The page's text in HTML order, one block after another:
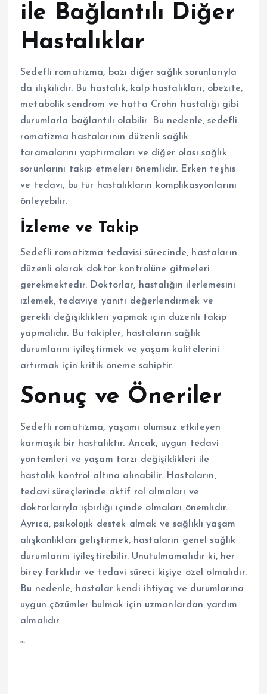
ile Bağlantılı Diğer
Hastalıklar
Sedefli romatizma, bazı diğer sağlık sorunlarıyla
da ilişkilidir. Bu hastalık, kalp hastalıkları, obezite,
metabolik sendrom ve hatta Crohn hastalığı gibi
durumlarla bağlantılı olabilir. Bu nedenle, sedefli
romatizma hastalarının düzenli sağlık
taramalarını yaptırmaları ve diğer olası sağlık
sorunlarını takip etmeleri önemlidir. Erken teşhis
ve tedavi, bu tür hastalıkların komplikasyonlarını
önleyebilir.
İzleme ve Takip
Sedefli romatizma tedavisi sürecinde, hastaların
düzenli olarak doktor kontrolüne gitmeleri
gerekmektedir. Doktorlar, hastalığın ilerlemesini
izlemek, tedaviye yanıtı değerlendirmek ve
gerekli değişiklikleri yapmak için düzenli takip
yapmalıdır. Bu takipler, hastaların sağlık
durumlarını iyileştirmek ve yaşam kalitelerini
artırmak için kritik öneme sahiptir.
Sonuç ve Öneriler
Sedefli romatizma, yaşamı olumsuz etkileyen
karmaşık bir hastalıktır. Ancak, uygun tedavi
yöntemleri ve yaşam tarzı değişiklikleri ile
hastalık kontrol altına alınabilir. Hastaların,
tedavi süreçlerinde aktif rol almaları ve
doktorlarıyla işbirliği içinde olmaları önemlidir.
Ayrıca, psikolojik destek almak ve sağlıklı yaşam
alışkanlıkları geliştirmek, hastaların genel sağlık
durumlarını iyileştirebilir. Unutulmamalıdır ki, her
birey farklıdır ve tedavi süreci kişiye özel olmalıdır.
Bu nedenle, hastalar kendi ihtiyaç ve durumlarına
uygun çözümler bulmak için uzmanlardan yardım
almalıdır.
“`